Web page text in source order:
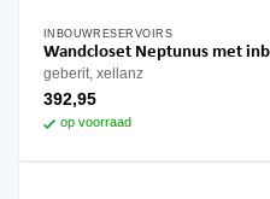
INBOUWRESERVOIRS
Wandcloset Neptunus met
geberit, xellanz
392,95
op voorraad